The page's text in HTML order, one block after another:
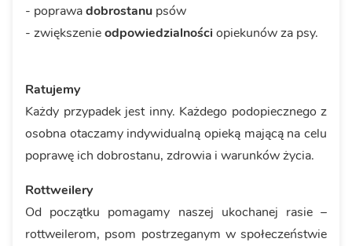
- poprawadobrostanu psów
- zwiększenieodpowiedzialności opiekunów za psy.
Ratujemy
Każdy przypadek jest inny. Każdego podopiecznego z
osobna otaczamy indywidualną opieką mającą na celu
poprawę ich dobrostanu, zdrowia i warunków życia.
Rottweilery
Od początku pomagamy naszej ukochanej rasie –
rottweilerom, psom postrzeganym w społeczeństwie